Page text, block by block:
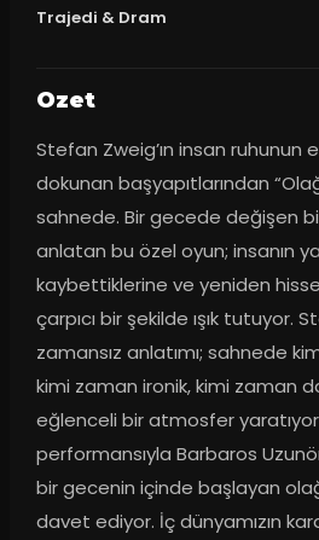
Trajedi & Dram
Ozet
Stefan Zweig’ın insan ruhunun
dokunan başyapıtlarından
sahnede. Bir gecede değişen
anlatan bu özel oyun; insanın
kaybettiklerine ve yeniden
çarpıcı bir şekilde ışık tutuyor.
zamansız anlatımı; sahnede
kimi zaman ironik, kimi zaman
eğlenceli bir atmosfer
performansıyla Barbaros
bir gecenin içinde başlayan
davet ediyor. İç dünyamızın